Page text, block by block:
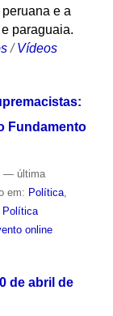
e a
paraguaia.
/Vídeos
Fundamento
— última
em: Política,
Política
online
de abril de